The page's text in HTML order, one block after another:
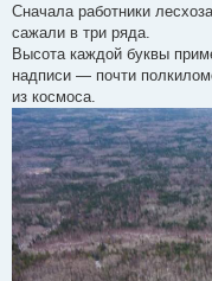
Сначала работники
сажали в три ряда.
Высота каждой буквы
надписи — почти
из космоса.